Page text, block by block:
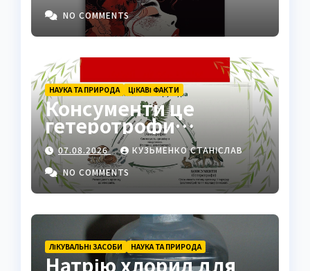
NO COMMENTS
НАУКА ТА ПРИРОДА ЦІКАВІ ФАКТИ
Консументи це
гетеротрофи
екосистеми
07.08.2026
КУЗЬМЕНКО СТАНІСЛАВ
NO COMMENTS
ЛІКУВАЛЬНІ ЗАСОБИ НАУКА ТА ПРИРОДА
Натрію хлорид для